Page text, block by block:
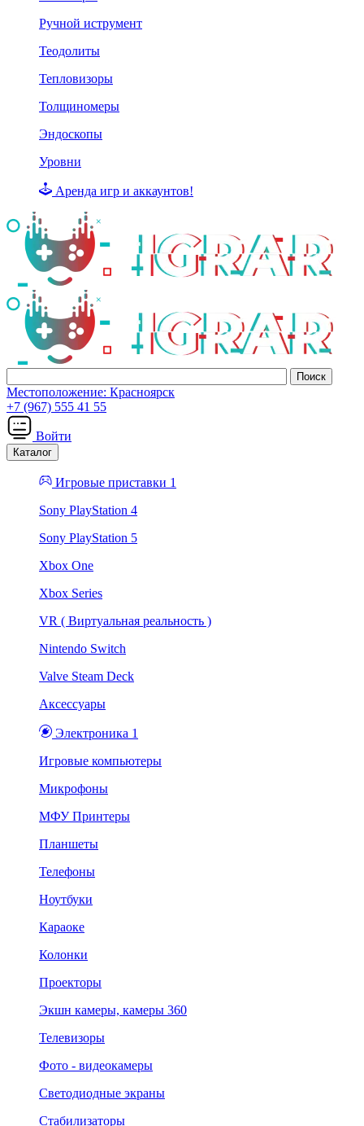
Ручной иструмент
Теодолиты
Тепловизоры
Толщиномеры
Эндоскопы
Уровни
Аренда игр и аккаунтов!
Местоположение: Красноярск
+7 (967) 555 41 55
Войти
Каталог
Игровые приставки 1
Sony PlayStation 4
Sony PlayStation 5
Xbox One
Xbox Series
VR ( Виртуальная реальность )
Nintendo Switch
Valve Steam Deck
Аксессуары
Электроника 1
Игровые компьютеры
Микрофоны
МФУ Принтеры
Планшеты
Телефоны
Ноутбуки
Караоке
Колонки
Проекторы
Экшн камеры, камеры 360
Телевизоры
Фото - видеокамеры
Светодиодные экраны
Стабилизаторы